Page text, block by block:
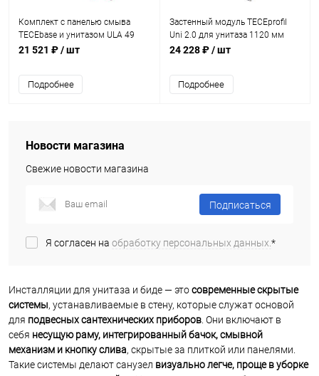
Комплект с панелью смыва
TECEbase и унитазом ULA 49
21 521 ₽/ шт
Подробнее
Застенный модуль TECEprofil
Uni 2.0 для унитаза 1120 мм
9300302
24 228 ₽/ шт
Подробнее
Новости магазина
Свежие новости магазина
Подписаться
Я согласен на обработку персональных данных.*
Инсталляции для унитаза и биде — этосовременные скрытые
системы, устанавливаемые в стену, которые служат основой
для подвесных сантехнических приборов . Они включают в
себя несущую раму, интегрированный бачок, смывной
механизм и кнопку слива, скрытые за плиткой или панелями.
Такие системы делают санузел визуально легче, проще в уборке